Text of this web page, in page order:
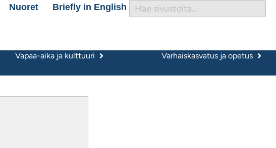
Nuoret Briefly in English
Vapaa-aika ja kulttuuri Varhaiskasvatus ja opetus